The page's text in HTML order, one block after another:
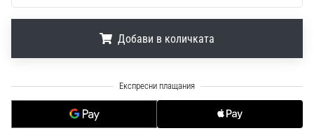
–
и
във
всяко
Добави в количката